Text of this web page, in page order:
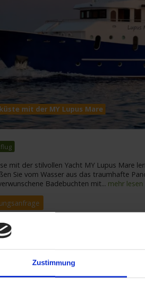
Zustimmung
mit der MY Lupus Mare
mit der stilvollen Yacht MY Lupus Mare
Sie vom Wasser aus das traumhafte
Badebuchten mit... mehr lesen